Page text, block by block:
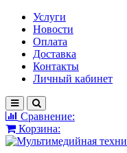
Услуги
Новости
Оплата
Доставка
Контакты
Личный кабинет
Сравнение:
Корзина: